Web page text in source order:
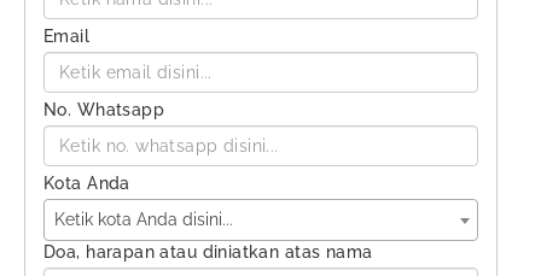
Email
No. Whatsapp
Kota Anda
Ketik kota Anda disini...
Doa, harapan atau diniatkan atas nama